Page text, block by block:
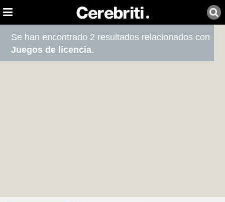
Se han encontrado 2 resultados relacionados con
Juegos de licencia.